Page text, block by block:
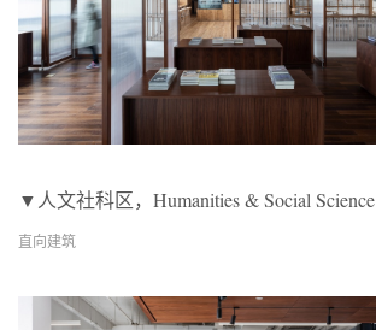
▼人文社科区，Humanities & Social Science
直向建筑